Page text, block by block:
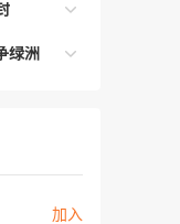
问题
双绿通道
绿洲
平台稀
加入